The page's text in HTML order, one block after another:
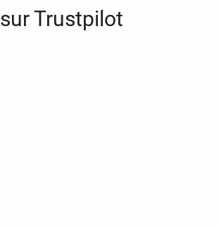
sur Trustpilot